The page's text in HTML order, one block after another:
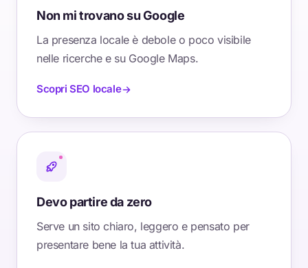
Non mi trovano su Google
La presenza locale è debole o poco visibile
nelle ricerche e su Google Maps.
Scopri SEO locale
Devo partire da zero
Serve un sito chiaro, leggero e pensato per
presentare bene la tua attività.